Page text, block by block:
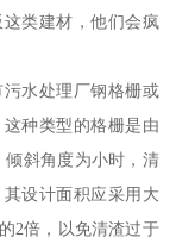
类建材，他们会疯
水处理厂钢格栅或
种类型的格栅是由
倾斜角度为小时，清
设计面积应采用大
2倍，以免清渣过于